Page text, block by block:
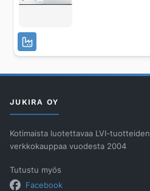
JUKIRA OY
Kotimaista luotettavaa LVI-tuotteiden
verkkokauppaa vuodesta 2004
Tutustu myös
Facebook